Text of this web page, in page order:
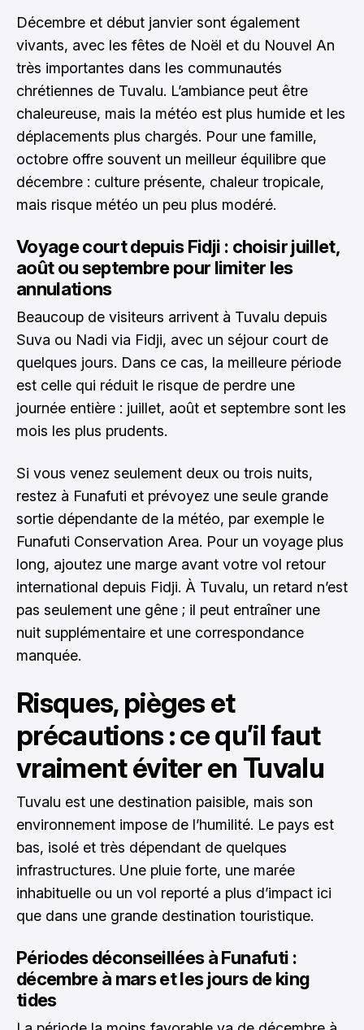
Décembre et début janvier sont également
vivants, avec les fêtes de Noël et du Nouvel An
très importantes dans les communautés
chrétiennes de Tuvalu. L’ambiance peut être
chaleureuse, mais la météo est plus humide et les
déplacements plus chargés. Pour une famille,
octobre offre souvent un meilleur équilibre que
décembre : culture présente, chaleur tropicale,
mais risque météo un peu plus modéré.
Voyage court depuis Fidji : choisir juillet,
août ou septembre pour limiter les
annulations
Beaucoup de visiteurs arrivent à Tuvalu depuis
Suva ou Nadi via Fidji, avec un séjour court de
quelques jours. Dans ce cas, la meilleure période
est celle qui réduit le risque de perdre une
journée entière : juillet, août et septembre sont les
mois les plus prudents.
Si vous venez seulement deux ou trois nuits,
restez à Funafuti et prévoyez une seule grande
sortie dépendante de la météo, par exemple le
Funafuti Conservation Area. Pour un voyage plus
long, ajoutez une marge avant votre vol retour
international depuis Fidji. À Tuvalu, un retard n’est
pas seulement une gêne ; il peut entraîner une
nuit supplémentaire et une correspondance
manquée.
Risques, pièges et
précautions : ce qu’il faut
vraiment éviter en Tuvalu
Tuvalu est une destination paisible, mais son
environnement impose de l’humilité. Le pays est
bas, isolé et très dépendant de quelques
infrastructures. Une pluie forte, une marée
inhabituelle ou un vol reporté a plus d’impact ici
que dans une grande destination touristique.
Périodes déconseillées à Funafuti :
décembre à mars et les jours de king
tides